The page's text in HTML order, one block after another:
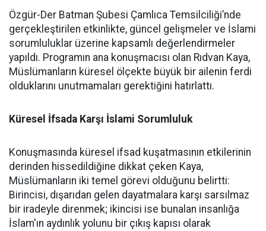
Özgür-Der Batman Şubesi Çamlıca Temsilciliği’nde
gerçekleştirilen etkinlikte, güncel gelişmeler ve İslami
sorumluluklar üzerine kapsamlı değerlendirmeler
yapıldı. Programın ana konuşmacısı olan Rıdvan Kaya,
Müslümanların küresel ölçekte büyük bir ailenin ferdi
olduklarını unutmamaları gerektiğini hatırlattı.
Küresel İfsada Karşı İslami Sorumluluk
Konuşmasında küresel ifsad kuşatmasının etkilerinin
derinden hissedildiğine dikkat çeken Kaya,
Müslümanların iki temel görevi olduğunu belirtti:
Birincisi, dışarıdan gelen dayatmalara karşı sarsılmaz
bir iradeyle direnmek; ikincisi ise bunalan insanlığa
İslam'ın aydınlık yolunu bir çıkış kapısı olarak